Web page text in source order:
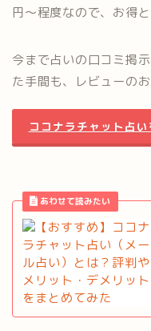
円〜程度なので、お得と
今まで占いの口コミ掲
た手間も、レビューの
ココナラチャット占